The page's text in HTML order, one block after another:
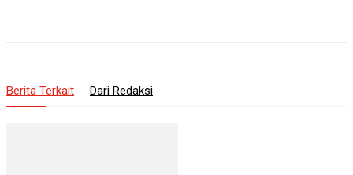
Berita Terkait Dari Redaksi